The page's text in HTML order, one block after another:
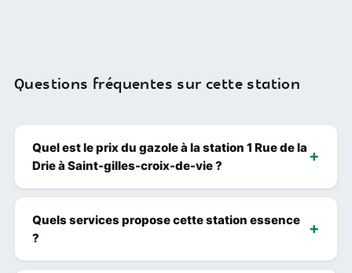
Questions fréquentes sur cette station
Quel est le prix du gazole à la station 1 Rue de la
Drie à Saint-gilles-croix-de-vie ?
Quels services propose cette station essence
?